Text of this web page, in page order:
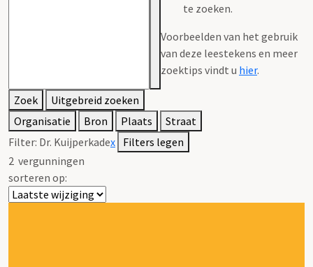
te zoeken.
Voorbeelden van het gebruik
van deze leestekens en meer
zoektips vindt u hier.
Zoek
Uitgebreid zoeken
Organisatie
Bron Plaats
Straat
Filter: Dr. Kuijperkadex Filters legen
2 vergunningen
sorteren op: